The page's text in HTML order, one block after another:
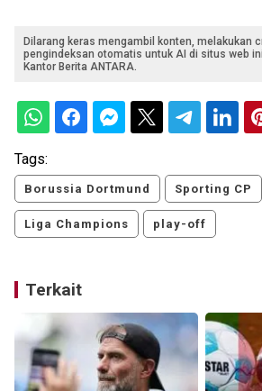
Dilarang keras mengambil konten, melakukan
pengindeksan otomatis untuk AI di situs web
Kantor Berita ANTARA.
Tags:
Borussia Dortmund Sporting CP
Liga Champions play-off
Terkait